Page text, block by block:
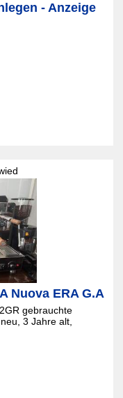
- Anzeige
Nuova ERA G.A
gebrauchte
3 Jahre alt,